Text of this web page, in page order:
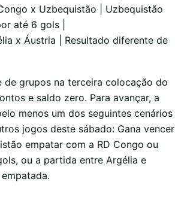
x Uzbequistão | Uzbequistão
até 6 gols |
x Áustria | Resultado diferente de
de grupos na terceira colocação do
e saldo zero. Para avançar, a
menos um dos seguintes cenários
jogos deste sábado: Gana vencer
empatar com a RD Congo ou
ou a partida entre Argélia e